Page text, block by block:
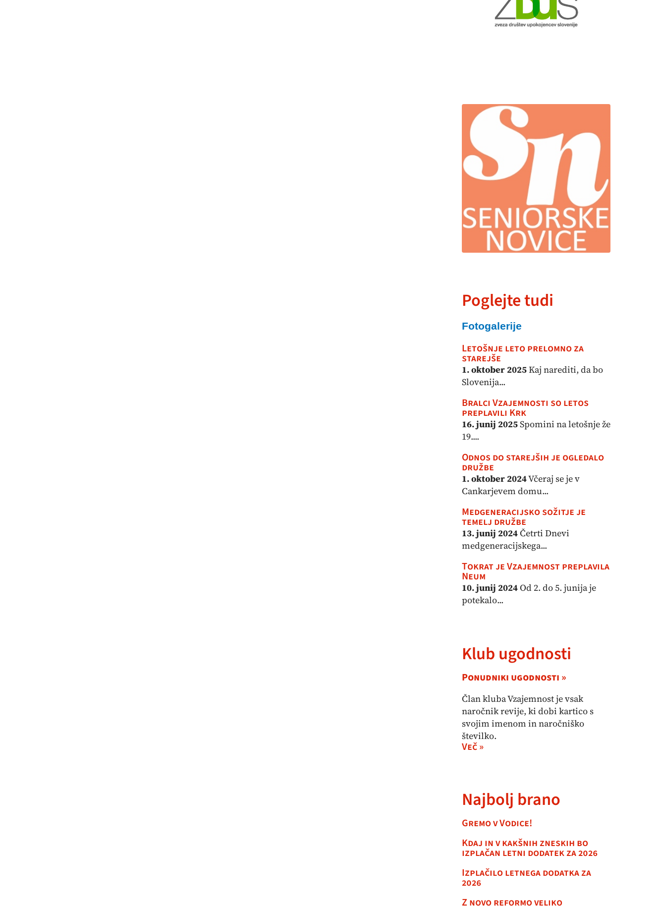
Poglejte tudi
Fotogalerije
Letošnje leto prelomno za
starejše
1. oktober 2025Kaj narediti, da bo
Slovenija...
Bralci Vzajemnosti so letos
preplavili Krk
16. junij 2025Spomini na letošnje že
19....
Odnos do starejših je ogledalo
družbe
1. oktober 2024Včeraj se je v
Cankarjevem domu...
Medgeneracijsko sožitje je
temelj družbe
13. junij 2024Četrti Dnevi
medgeneracijskega...
Tokrat je Vzajemnost preplavila
Neum
10. junij 2024Od 2. do 5. junija je
potekalo...
Klub ugodnosti
Ponudniki ugodnosti »
Član kluba Vzajemnost je vsak
naročnik revije, ki dobi kartico s
svojim imenom in naročniško
številko.
Več »
Najbolj brano
Gremo v Vodice!
Kdaj in v kakšnih zneskih bo
izplačan letni dodatek za 2026
Izplačilo letnega dodatka za
2026
Z novo reformo veliko